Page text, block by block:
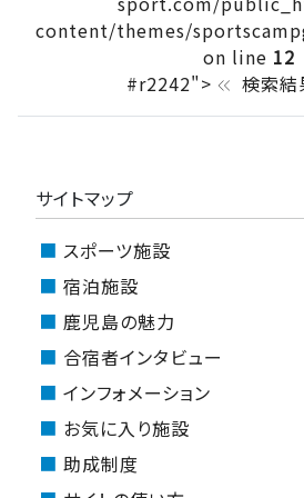
content/themes/
on line 12
#r2242"> keyboard_double_arrow_left 検索結
サイトマップ
スポーツ施設
宿泊施設
鹿児島の魅力
合宿者インタビュー
インフォメーション
お気に入り施設
助成制度